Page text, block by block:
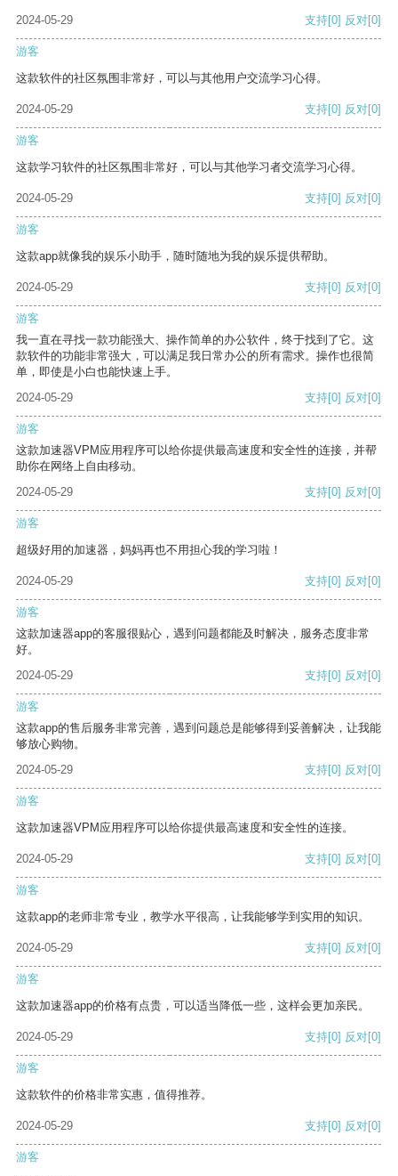
2024-05-29
支持[0] 反对[0]
游客
这款软件的社区氛围非常好，可以与其他用户交流学习心得。
2024-05-29 支持[0] 反对[0]
游客
这款学习软件的社区氛围非常好，可以与其他学习者交流学习心得。
2024-05-29 支持[0] 反对[0]
游客
这款app就像我的娱乐小助手，随时随地为我的娱乐提供帮助。
2024-05-29 支持[0] 反对[0]
游客
我一直在寻找一款功能强大、操作简单的办公软件，终于找到了它。这
款软件的功能非常强大，可以满足我日常办公的所有需求。操作也很简
单，即使是小白也能快速上手。
2024-05-29
支持[0] 反对[0]
游客
这款加速器VPM应用程序可以给你提供最高速度和安全性的连接，并帮
助你在网络上自由移动。
2024-05-29
支持[0] 反对[0]
游客
超级好用的加速器，妈妈再也不用担心我的学习啦！
2024-05-29 支持[0] 反对[0]
游客
这款加速器app的客服很贴心，遇到问题都能及时解决，服务态度非常
好。
2024-05-29
支持[0] 反对[0]
游客
这款app的售后服务非常完善，遇到问题总是能够得到妥善解决，让我能
够放心购物。
2024-05-29
支持[0] 反对[0]
游客
这款加速器VPM应用程序可以给你提供最高速度和安全性的连接。
2024-05-29 支持[0] 反对[0]
游客
这款app的老师非常专业，教学水平很高，让我能够学到实用的知识。
2024-05-29 支持[0] 反对[0]
游客
这款加速器app的价格有点贵，可以适当降低一些，这样会更加亲民。
2024-05-29 支持[0] 反对[0]
游客
这款软件的价格非常实惠，值得推荐。
2024-05-29 支持[0] 反对[0]
游客